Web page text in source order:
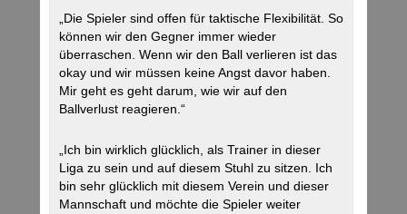
„Die Spieler sind offen für taktische Flexibilität. So
können wir den Gegner immer wieder
überraschen. Wenn wir den Ball verlieren ist das
okay und wir müssen keine Angst davor haben.
Mir geht es geht darum, wie wir auf den
Ballverlust reagieren.“
„Ich bin wirklich glücklich, als Trainer in dieser
Liga zu sein und auf diesem Stuhl zu sitzen. Ich
bin sehr glücklich mit diesem Verein und dieser
Mannschaft und möchte die Spieler weiter